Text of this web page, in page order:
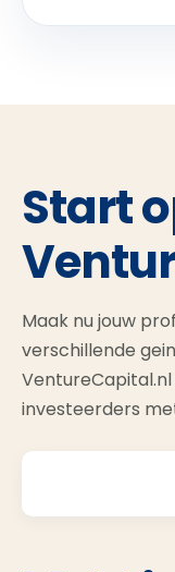
Start
Maak nu jouw
verschillende
investeerders